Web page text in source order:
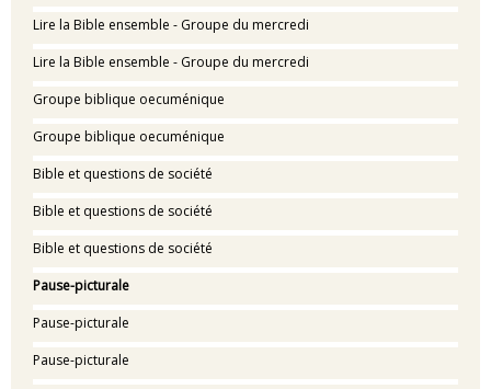
Lire la Bible ensemble - Groupe du mercredi
Lire la Bible ensemble - Groupe du mercredi
Groupe biblique oecuménique
Groupe biblique oecuménique
Bible et questions de société
Bible et questions de société
Bible et questions de société
Pause-picturale
Pause-picturale
Pause-picturale